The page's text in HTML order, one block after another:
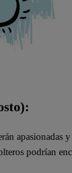
apasionadas
podrían